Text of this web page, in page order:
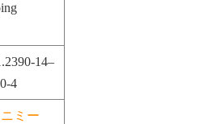
14–
4
ミー